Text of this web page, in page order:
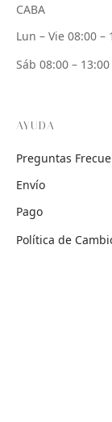
CABA
Lun – Vie 08:00 –
Sáb 08:00 – 13:00
AYUDA
Preguntas
Envío
Pago
Política de